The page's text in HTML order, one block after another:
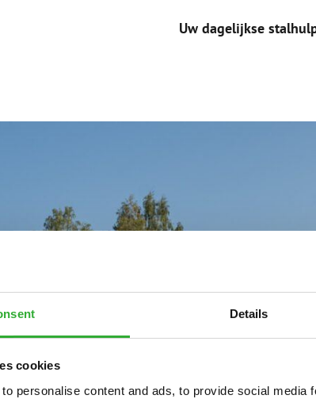
Details
cookies
personalise content and ads, to provide social media
Uw dagelijkse